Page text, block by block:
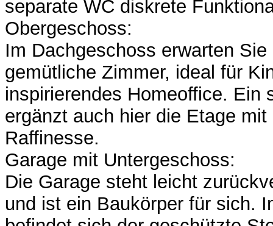
separate WC diskrete
Obergeschoss:
Im Dachgeschoss erwarten
gemütliche Zimmer, ideal für
inspirierendes Homeoffice. Ein
ergänzt auch hier die Etage
Raffinesse.
Garage mit Untergeschoss:
Die Garage steht leicht
und ist ein Baukörper für sich.